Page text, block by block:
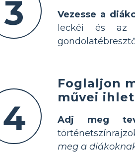
3 Vezesse a
leckéi és az
4
Foglaljon
művei
Adj meg
meg a